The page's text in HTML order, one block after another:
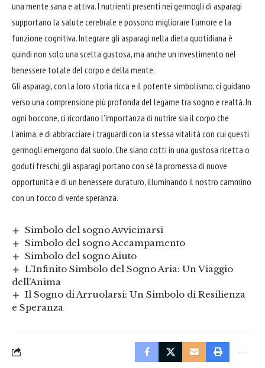
una mente sana e attiva. I nutrienti presenti nei germogli di asparagi
supportano la salute cerebrale e possono migliorare l’umore e la
funzione cognitiva. Integrare gli asparagi nella dieta quotidiana è
quindi non solo una scelta gustosa, ma anche un investimento nel
benessere totale del corpo e della mente.
Gli asparagi, con la loro storia ricca e il potente simbolismo, ci guidano
verso una comprensione più profonda del legame tra sogno e realtà. In
ogni boccone, ci ricordano l’importanza di nutrire sia il corpo che
l’anima, e di abbracciare i traguardi con la stessa vitalità con cui questi
germogli emergono dal suolo. Che siano cotti in una gustosa ricetta o
goduti freschi, gli asparagi portano con sé la promessa di nuove
opportunità e di un benessere duraturo, illuminando il nostro cammino
con un tocco di verde speranza.
Simbolo del sogno Avvicinarsi
Simbolo del sogno Accampamento
Simbolo del sogno Aiuto
L’Infinito Simbolo del Sogno Aria: Un Viaggio
dell’Anima
Il Sogno di Arruolarsi: Un Simbolo di Resilienza
e Speranza